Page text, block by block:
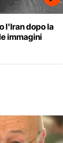
l'Iran dopo la
immagini